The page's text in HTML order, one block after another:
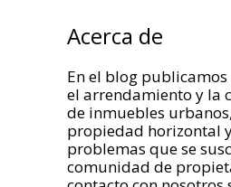
Acerca de
En el blog
el arrendamiento y la
de inmuebles
propiedad horizontal
problemas que se
comunidad de